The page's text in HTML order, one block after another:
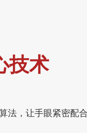
技术
法，让手眼紧密配